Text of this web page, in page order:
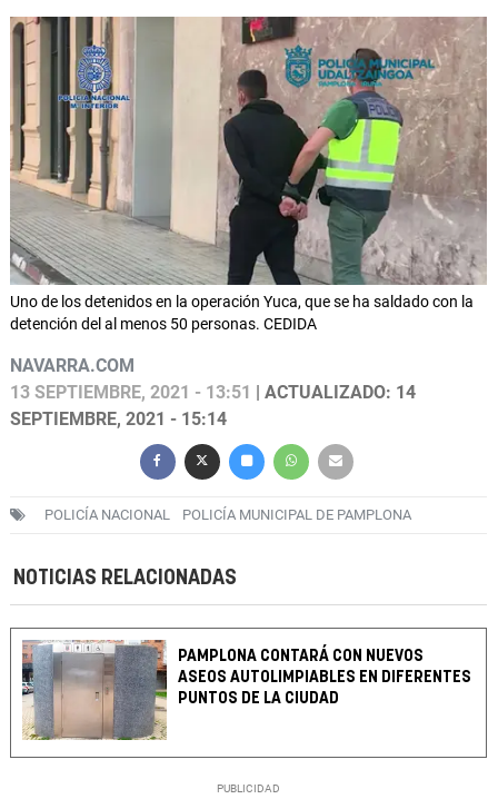
Uno de los detenidos en la operación Yuca, que se ha saldado con la
detención del al menos 50 personas. CEDIDA
NAVARRA.COM
13 SEPTIEMBRE, 2021 - 13:51
| ACTUALIZADO: 14
SEPTIEMBRE, 2021 - 15:14
POLICÍA NACIONAL POLICÍA MUNICIPAL DE PAMPLONA
NOTICIAS RELACIONADAS
PAMPLONA CONTARÁ CON NUEVOS
ASEOS AUTOLIMPIABLES EN DIFERENTES
PUNTOS DE LA CIUDAD